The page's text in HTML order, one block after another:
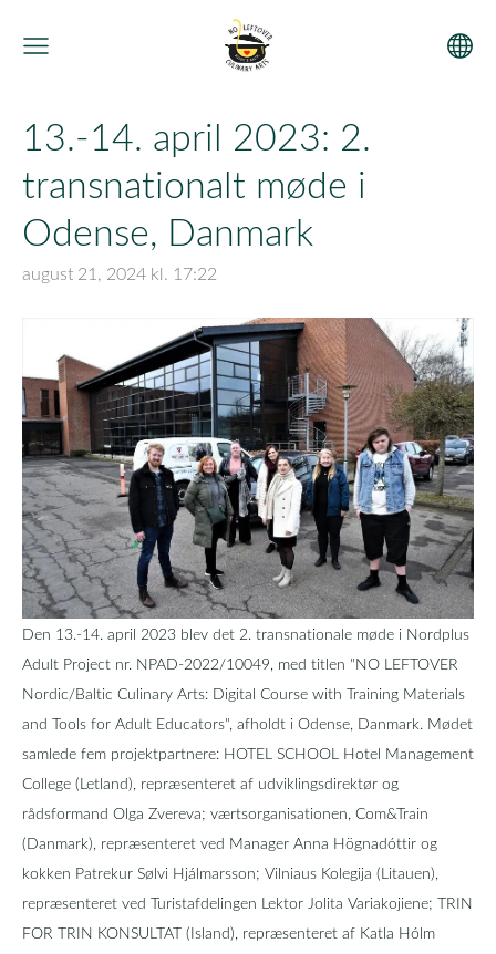
13.-14. april 2023: 2.
transnationalt møde i
Odense, Danmark
august 21, 2024 kl. 17:22
Den 13.-14. april 2023 blev det 2. transnationale møde i Nordplus
Adult Project nr. NPAD-2022/10049, med titlen "NO LEFTOVER
Nordic/Baltic Culinary Arts: Digital Course with Training Materials
and Tools for Adult Educators", afholdt i Odense, Danmark. Mødet
samlede fem projektpartnere: HOTEL SCHOOL Hotel Management
College (Letland), repræsenteret af udviklingsdirektør og
rådsformand Olga Zvereva; værtsorganisationen, Com&Train
(Danmark), repræsenteret ved Manager Anna Högnadóttir og
kokken Patrekur Sølvi Hjálmarsson; Vilniaus Kolegija (Litauen),
repræsenteret ved Turistafdelingen Lektor Jolita Variakojiene; TRIN
FOR TRIN KONSULTAT (Island), repræsenteret af Katla Hólm